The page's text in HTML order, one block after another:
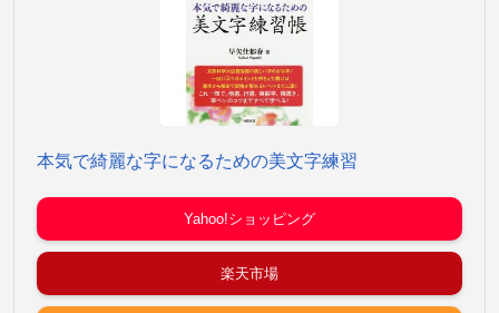
本気で綺麗な字になるための美文字練習
Yahoo!ショッピング
楽天市場